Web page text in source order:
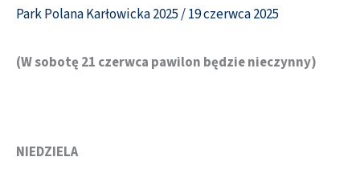
Park Polana Karłowicka 2025/19 czerwca 2025
(W sobotę 21 czerwca pawilon będzie nieczynny)
NIEDZIELA